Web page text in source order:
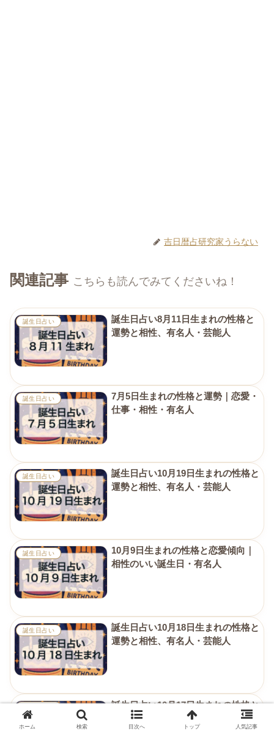
吉日暦占研究家うらない
関連記事 こちらも読んでみてくださいね！
誕生日占い
誕生日占い8月11日生まれの性格と
運勢と相性、有名人・芸能人
誕生日占い
7月5日生まれの性格と運勢｜恋愛・
仕事・相性・有名人
誕生日占い
誕生日占い10月19日生まれの性格と
運勢と相性、有名人・芸能人
誕生日占い
10月9日生まれの性格と恋愛傾向｜
相性のいい誕生日・有名人
誕生日占い
誕生日占い10月18日生まれの性格と
運勢と相性、有名人・芸能人
誕生日占い10月17日生まれの性格と
運勢と相性、有名人・芸能人
ホーム 検索 目次へ トップ 人気記事